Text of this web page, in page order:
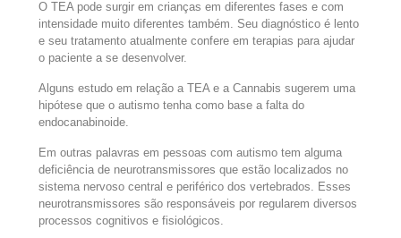
O TEA pode surgir em crianças em diferentes fases e com
intensidade muito diferentes também. Seu diagnóstico é lento
e seu tratamento atualmente confere em terapias para ajudar
o paciente a se desenvolver.
Alguns estudo em relação a TEA e a Cannabis sugerem uma
hipótese que o autismo tenha como base a falta do
endocanabinoide.
Em outras palavras em pessoas com autismo tem alguma
deficiência de neurotransmissores que estão localizados no
sistema nervoso central e periférico dos vertebrados. Esses
neurotransmissores são responsáveis por regularem diversos
processos cognitivos e fisiológicos.